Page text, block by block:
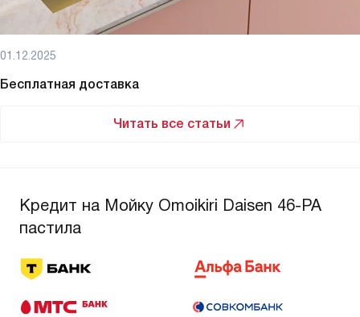
01.12.2025
Бесплатная доставка
Читать все статьи
Кредит на Мойку Omoikiri Daisen 46-PA
пастила